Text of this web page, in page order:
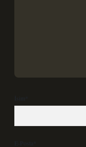
İsim*
E-Posta*